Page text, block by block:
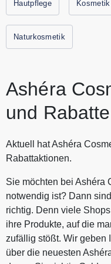
modernen
und Rabatte von Ashéra
Website.
Hautpflege Kosmetik
Naturkosmetik
Ashéra
und Rabatte
Aktuell hat Ashéra
Rabattaktionen.
Sie möchten bei Ashéra
notwendig ist? Dann
richtig. Denn viele
ihre Produkte, auf die
zufällig stößt. Wir geben
über die neuesten